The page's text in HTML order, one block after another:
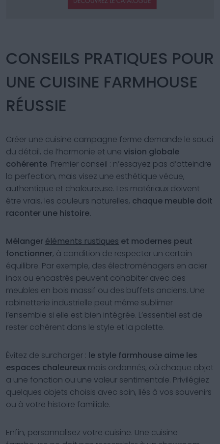
CONSEILS PRATIQUES POUR
UNE CUISINE FARMHOUSE
RÉUSSIE
Créer une cuisine campagne ferme demande le souci
du détail, de l’harmonie et une vision globale
cohérente. Premier conseil : n’essayez pas d’atteindre
la perfection, mais visez une esthétique vécue,
authentique et chaleureuse. Les matériaux doivent
être vrais, les couleurs naturelles, chaque meuble doit
raconter une histoire.
Mélanger éléments rustiques et modernes peut
fonctionner, à condition de respecter un certain
équilibre. Par exemple, des électroménagers en acier
inox ou encastrés peuvent cohabiter avec des
meubles en bois massif ou des buffets anciens. Une
robinetterie industrielle peut même sublimer
l’ensemble si elle est bien intégrée. L’essentiel est de
rester cohérent dans le style et la palette.
Évitez de surcharger : le style farmhouse aime les
espaces chaleureux mais ordonnés, où chaque objet
a une fonction ou une valeur sentimentale. Privilégiez
quelques objets choisis avec soin, liés à vos souvenirs
ou à votre histoire familiale.
Enfin, personnalisez votre cuisine. Une cuisine